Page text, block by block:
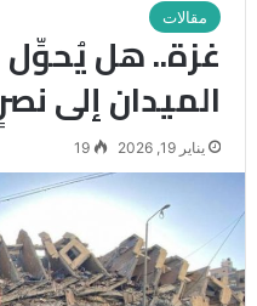
مقالات
غزة.. هل
الميدان إلى
يناير 19, 2026 19